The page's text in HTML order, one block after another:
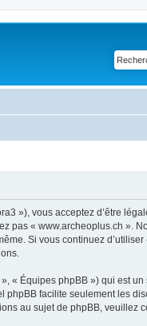
»), vous acceptez d’être
pas « www.archeoplus.ch ».
Si vous continuez
« Équipes phpBB ») qui est
phpBB facilite seulement les
au sujet de phpBB, veuillez